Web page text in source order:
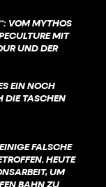
VOM MYTHOS
MIT
UND DER
EIN NOCH
DIE TASCHEN
FALSCHE
HEUTE
UM
BAHN ZU